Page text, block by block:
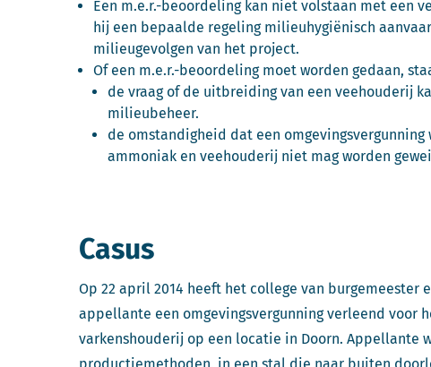
Een m.e.r.-beoordeling kan niet volstaan met een
hij een bepaalde regeling milieuhygiënisch
milieugevolgen van het project.
Of een m.e.r.-beoordeling moet worden gedaan,
de vraag of de uitbreiding van een veehouderij
milieubeheer.
de omstandigheid dat een
ammoniak en veehouderij niet mag worden
Casus
Op 22 april 2014 heeft het college van burgemeester
appellante een omgevingsvergunning verleend voor
varkenshouderij op een locatie in Doorn. Appellante